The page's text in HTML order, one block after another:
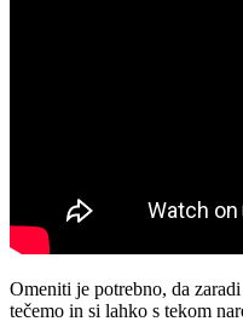
Omeniti je potrebno, da
tečemo in si lahko s tekom